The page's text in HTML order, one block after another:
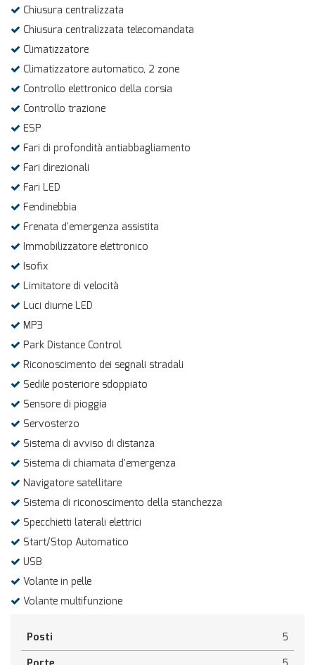
Chiusura centralizzata
Chiusura centralizzata telecomandata
Climatizzatore
Climatizzatore automatico, 2 zone
Controllo elettronico della corsia
Controllo trazione
ESP
Fari di profondità antiabbagliamento
Fari direzionali
Fari LED
Fendinebbia
Frenata d'emergenza assistita
Immobilizzatore elettronico
Isofix
Limitatore di velocità
Luci diurne LED
MP3
Park Distance Control
Riconoscimento dei segnali stradali
Sedile posteriore sdoppiato
Sensore di pioggia
Servosterzo
Sistema di avviso di distanza
Sistema di chiamata d'emergenza
Navigatore satellitare
Sistema di riconoscimento della stanchezza
Specchietti laterali elettrici
Start/Stop Automatico
USB
Volante in pelle
Volante multifunzione
Posti
5